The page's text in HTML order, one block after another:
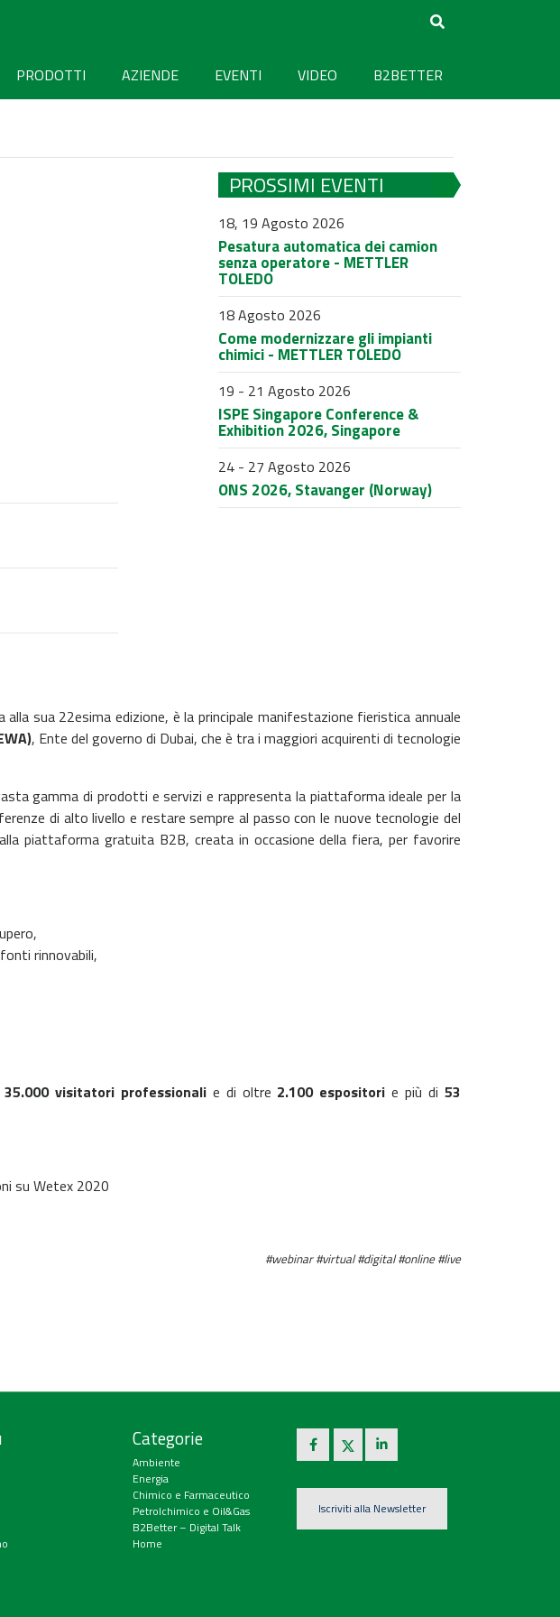
PRODOTTI AZIENDE EVENTI VIDEO B2BETTER
PROSSIMI EVENTI
18, 19 Agosto 2026
Pesatura automatica dei camion
senza operatore - METTLER
TOLEDO
18 Agosto 2026
Come modernizzare gli impianti
chimici - METTLER TOLEDO
19 - 21 Agosto 2026
ISPE Singapore Conference &
Exhibition 2026, Singapore
24 - 27 Agosto 2026
ONS 2026, Stavanger (Norway)
alla sua 22esima edizione, è la principale manifestazione fieristica annuale
, Ente del governo di Dubai, che è tra i maggiori acquirenti di tecnologie
gamma di prodotti e servizi e rappresenta la piattaforma ideale per la
di alto livello e restare sempre al passo con le nuove tecnologie del
piattaforma gratuita B2B, creata in occasione della fiera, per favorire
rinnovabili,
visitatori professionalie di oltre 2.100 espositori e più di53
su Wetex 2020
#webinar #virtual #digital #online #live
Categorie
Ambiente
Energia
Chimico e Farmaceutico
Petrolchimico e Oil&Gas
B2Better – Digital Talk
Home
Iscriviti alla Newsletter